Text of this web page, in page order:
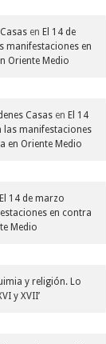
en El 14 de
manifestaciones en
Oriente Medio
Casas en El 14
las manifestaciones
en Oriente Medio
El 14 de marzo
en contra
Medio
y religión. Lo
y XVII’